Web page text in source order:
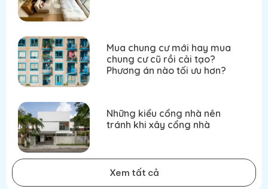
Mua chung cư mới hay mua
chung cư cũ rồi cải tạo?
Phương án nào tối ưu hơn?
Những kiểu cổng nhà nên
tránh khi xây cổng nhà
Xem tất cả